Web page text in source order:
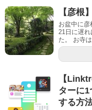
【彦
お盆中に彦
21日に遅
た。 お寺
【
ターに
する方